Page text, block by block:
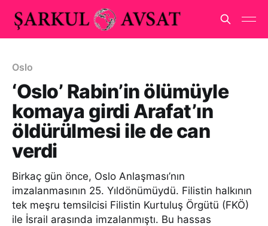
Oslo
‘Oslo’ Rabin’in ölümüyle
komaya girdi Arafat’ın
öldürülmesi ile de can
verdi
Birkaç gün önce, Oslo Anlaşması’nın
imzalanmasının 25. Yıldönümüydü. Filistin halkının
tek meşru temsilcisi Filistin Kurtuluş Örgütü (FKÖ)
ile İsrail arasında imzalanmıştı. Bu hassas